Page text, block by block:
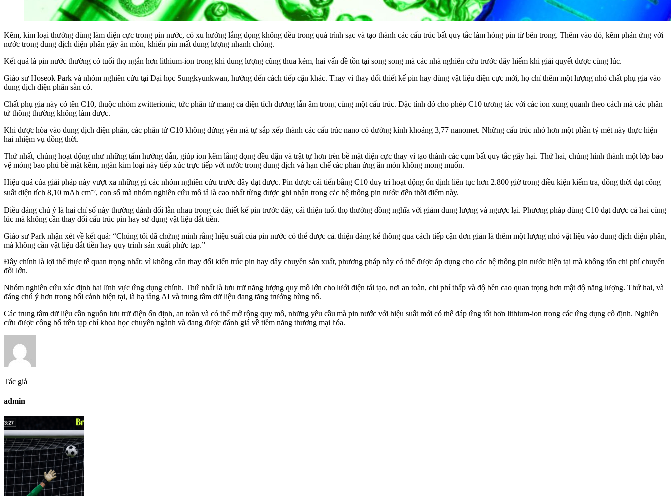
Kẽm, kim loại thường dùng làm điện cực trong pin nước, có xu hướng lắng đọng không đều trong quá trình sạc và tạo thành các cấu trúc bất quy tắc làm hỏng pin từ bên trong. Thêm vào đó, kẽm phản ứng với
nước trong dung dịch điện phân gây ăn mòn, khiến pin mất dung lượng nhanh chóng.
Kết quả là pin nước thường có tuổi thọ ngắn hơn lithium-ion trong khi dung lượng cũng thua kém, hai vấn đề tồn tại song song mà các nhà nghiên cứu trước đây hiếm khi giải quyết được cùng lúc.
Giáo sư Hoseok Park và nhóm nghiên cứu tại Đại học Sungkyunkwan, hướng đến cách tiếp cận khác. Thay vì thay đổi thiết kế pin hay dùng vật liệu điện cực mới, họ chỉ thêm một lượng nhỏ chất phụ gia vào
dung dịch điện phân sẵn có.
Chất phụ gia này có tên C10, thuộc nhóm zwitterionic, tức phân tử mang cả điện tích dương lẫn âm trong cùng một cấu trúc. Đặc tính đó cho phép C10 tương tác với các ion xung quanh theo cách mà các phân
tử thông thường không làm được.
Khi được hòa vào dung dịch điện phân, các phân tử C10 không đứng yên mà tự sắp xếp thành các cấu trúc nano có đường kính khoảng 3,77 nanomet. Những cấu trúc nhỏ hơn một phần tỷ mét này thực hiện
hai nhiệm vụ đồng thời.
Thứ nhất, chúng hoạt động như những tấm hướng dẫn, giúp ion kẽm lắng đọng đều đặn và trật tự hơn trên bề mặt điện cực thay vì tạo thành các cụm bất quy tắc gây hại. Thứ hai, chúng hình thành một lớp bảo
vệ mỏng bao phủ bề mặt kẽm, ngăn kim loại này tiếp xúc trực tiếp với nước trong dung dịch và hạn chế các phản ứng ăn mòn không mong muốn.
Hiệu quả của giải pháp này vượt xa những gì các nhóm nghiên cứu trước đây đạt được. Pin được cải tiến bằng C10 duy trì hoạt động ổn định liên tục hơn 2.800 giờ trong điều kiện kiểm tra, đồng thời đạt công
suất diện tích 8,10 mAh cm⁻², con số mà nhóm nghiên cứu mô tả là cao nhất từng được ghi nhận trong các hệ thống pin nước đến thời điểm này.
Điều đáng chú ý là hai chỉ số này thường đánh đổi lẫn nhau trong các thiết kế pin trước đây, cải thiện tuổi thọ thường đồng nghĩa với giảm dung lượng và ngược lại. Phương pháp dùng C10 đạt được cả hai cùng
lúc mà không cần thay đổi cấu trúc pin hay sử dụng vật liệu đắt tiền.
Giáo sư Park nhận xét về kết quả: “Chúng tôi đã chứng minh rằng hiệu suất của pin nước có thể được cải thiện đáng kể thông qua cách tiếp cận đơn giản là thêm một lượng nhỏ vật liệu vào dung dịch điện phân,
mà không cần vật liệu đắt tiền hay quy trình sản xuất phức tạp.”
Đây chính là lợi thế thực tế quan trọng nhất: vì không cần thay đổi kiến trúc pin hay dây chuyền sản xuất, phương pháp này có thể được áp dụng cho các hệ thống pin nước hiện tại mà không tốn chi phí chuyển
đổi lớn.
Nhóm nghiên cứu xác định hai lĩnh vực ứng dụng chính. Thứ nhất là lưu trữ năng lượng quy mô lớn cho lưới điện tái tạo, nơi an toàn, chi phí thấp và độ bền cao quan trọng hơn mật độ năng lượng. Thứ hai, và
đáng chú ý hơn trong bối cảnh hiện tại, là hạ tầng AI và trung tâm dữ liệu đang tăng trưởng bùng nổ.
Các trung tâm dữ liệu cần nguồn lưu trữ điện ổn định, an toàn và có thể mở rộng quy mô, những yêu cầu mà pin nước với hiệu suất mới có thể đáp ứng tốt hơn lithium-ion trong các ứng dụng cố định. Nghiên
cứu được công bố trên tạp chí khoa học chuyên ngành và đang được đánh giá về tiềm năng thương mại hóa.
Tác giả
admin